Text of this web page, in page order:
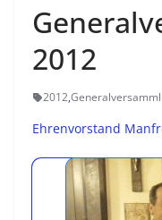
2012
2012,
Ehrenvorstand